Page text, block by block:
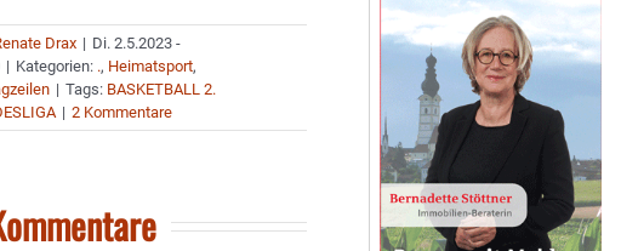
Drax | Di. 2.5.2023 -
| Kategorien: ., Heimatsport,
| Tags: BASKETBALL 2.
| 2 Kommentare